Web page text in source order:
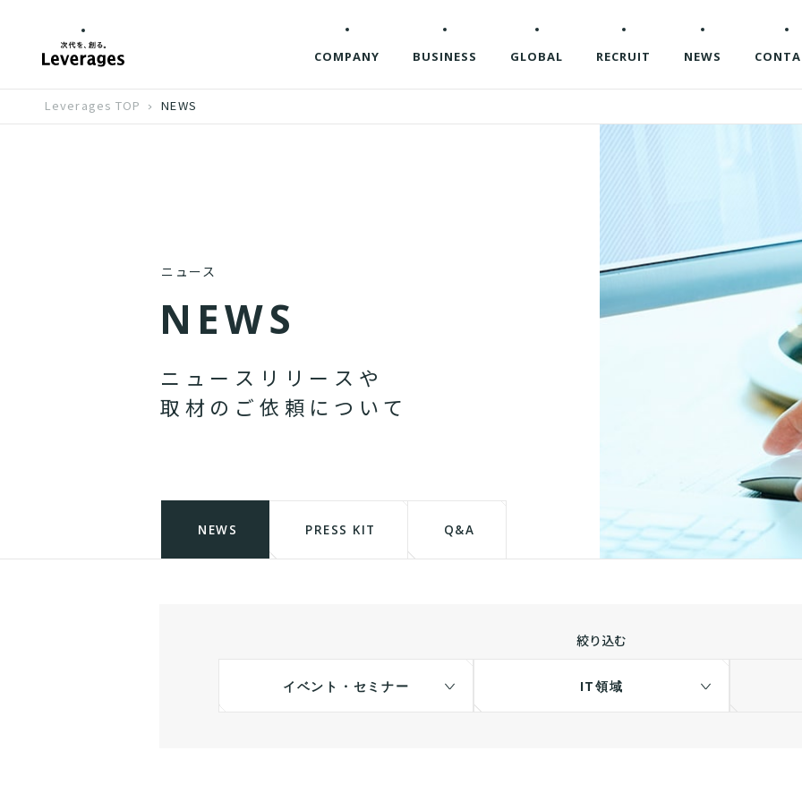
COMPANY BUSINESS GLOBAL RECRUIT NEWS
Leverages TOP NEWS
ニュース
N EWS
ニ ュ ー ス リ リ ー ス や
取 材 の ご 依 頼 に つ い て
NEWS PRESS KIT Q&A
絞り込む
イベント・セミナー IT領域